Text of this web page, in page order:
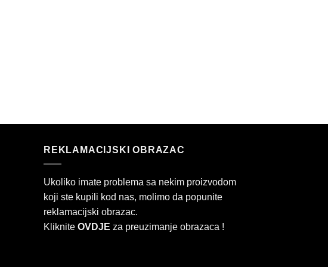
REKLAMACIJSKI OBRAZAC
Ukoliko imate problema sa nekim proizvodom
koji ste kupili kod nas, molimo da popunite
reklamacijski obrazac.
Kliknite OVDJE za preuzimanje obrazaca !